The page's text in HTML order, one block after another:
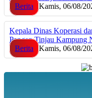
Berita
Kamis, 06/08/
Kepala Dinas Koperasi
Pangan Tinjau Kampung
Berita
Kamis, 06/08/